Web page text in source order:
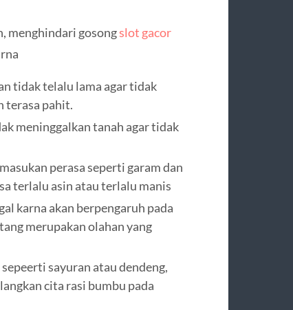
menghindari gosongslot gacor
tidak telalu lama agar tidak
terasa pahit.
meninggalkan tanah agar tidak
perasa seperti garam dan
terlalu asin atau terlalu manis
karna akan berpengaruh pada
merupakan olahan yang
sayuran atau dendeng,
cita rasi bumbu pada